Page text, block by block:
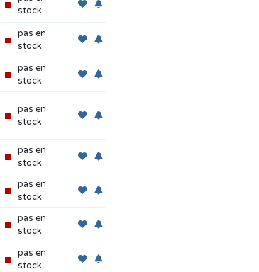
stock
pas en
stock
pas en
stock
pas en
stock
pas en
stock
pas en
stock
pas en
stock
pas en
stock